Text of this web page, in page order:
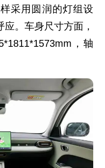
采用圆润的灯组设
应。车身尺寸方面，
，轴